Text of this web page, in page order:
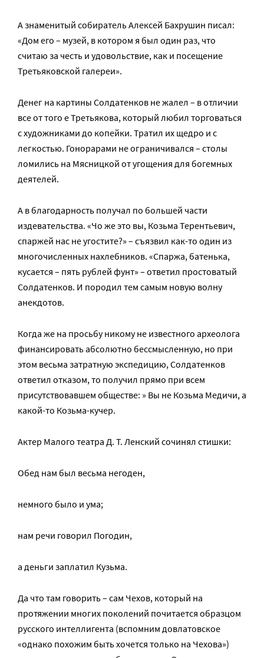
А знаменитый собиратель Алексей Бахрушин писал:
«Дом его – музей, в котором я был один раз, что
считаю за честь и удовольствие, как и посещение
Третьяковской галереи».
Денег на картины Солдатенков не жалел – в отличии
все от того е Третьякова, который любил торговаться
с художниками до копейки. Тратил их щедро и с
легкостью. Гонорарами не ограничивался – столы
ломились на Мясницкой от угощения для богемных
деятелей.
А в благодарность получал по большей части
издевательства. «Чо же это вы, Козьма Терентьевич,
спаржей нас не угостите?» – съязвил как-то один из
многочисленных нахлебников. «Спаржа, батенька,
кусается – пять рублей фунт» – ответил простоватый
Солдатенков. И породил тем самым новую волну
анекдотов.
Когда же на просьбу никому не известного археолога
финансировать абсолютно бессмысленную, но при
этом весьма затратную экспедицию, Солдатенков
ответил отказом, то получил прямо при всем
присутствовавшем обществе: » Вы не Козьма Медичи, а
какой-то Козьма-кучер.
Актер Малого театра Д. Т. Ленский сочинял стишки:
Обед нам был весьма негоден,
немного было и ума;
нам речи говорил Погодин,
а деньги заплатил Кузьма.
Да что там говорить – сам Чехов, который на
протяжении многих поколений почитается образцом
русского интеллигента (вспомним довлатовское
«однако похожим быть хочется только на Чехова»)